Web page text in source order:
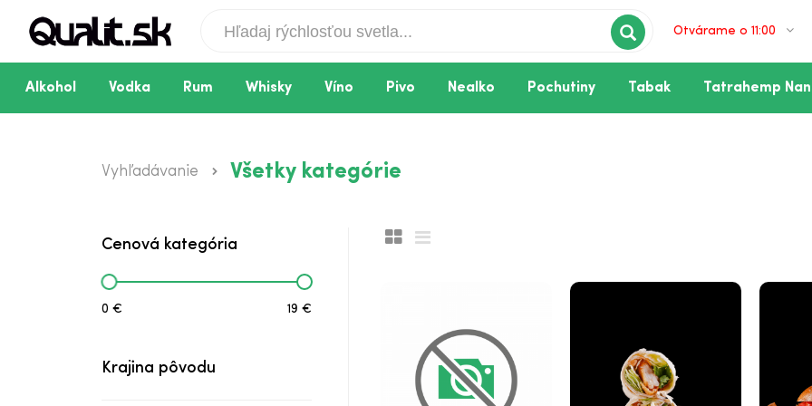
Otvárame o 11:00
Alkohol Vodka Rum Whisky Víno Pivo Nealko Pochutiny Tabak Tatrahemp
Shrimp wrap
Beef cheezy burger
Advokáto burger menu
Vyhľadávanie Všetky kategórie
Cenová kategória
0 € 19 €
Krajina pôvodu